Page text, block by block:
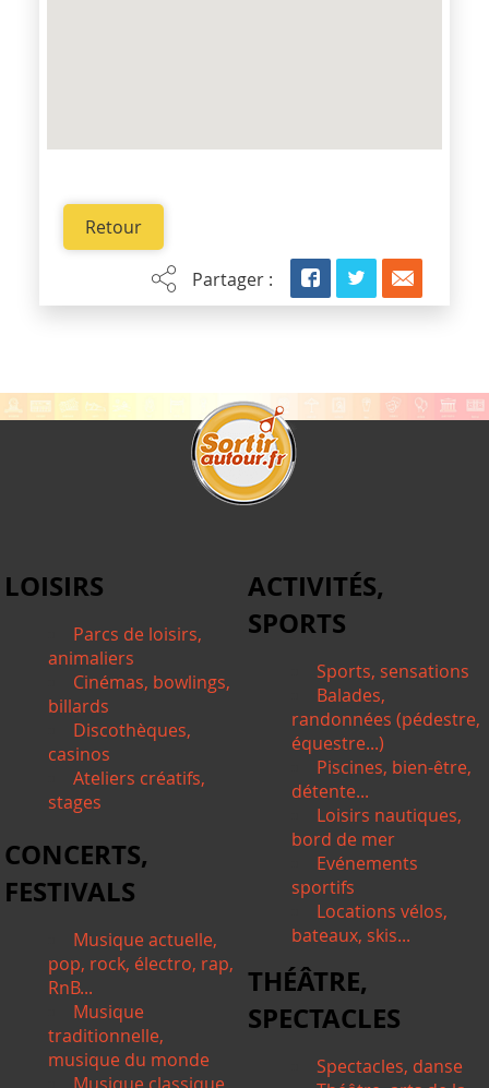
Retour
Partager :
LOISIRS
Parcs de loisirs,
animaliers
Cinémas, bowlings,
billards
Discothèques,
casinos
Ateliers créatifs,
stages
ACTIVITÉS,
SPORTS
Sports, sensations
Balades,
randonnées (pédestre,
équestre...)
Piscines, bien-être,
détente...
Loisirs nautiques,
bord de mer
Evénements
sportifs
Locations vélos,
bateaux, skis...
CONCERTS,
FESTIVALS
Musique actuelle,
pop, rock, électro, rap,
RnB...
Musique
traditionnelle,
musique du monde
THÉÂTRE,
SPECTACLES
Spectacles, danse